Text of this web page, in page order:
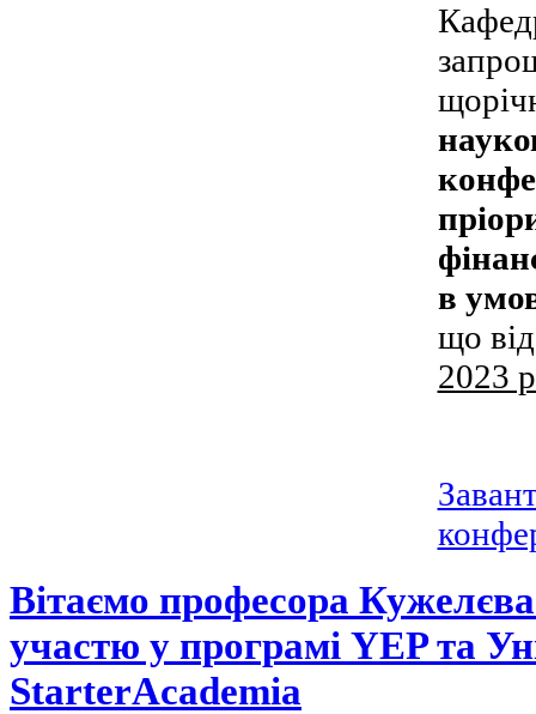
в
що
2023
Вітаємо професора
участю у програмі YEP та
StarterAcademia